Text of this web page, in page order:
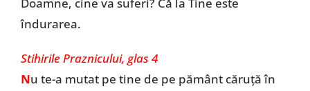
îndurarea.
Stihirile Praznicului, glas 4
Nu te-a mutat pe tine de pe pământ căruță în